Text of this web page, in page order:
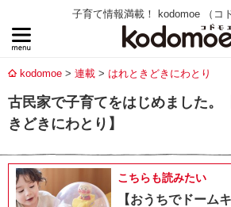
子育て情報満載！ kodomoe （コ
kodomoe 連載 はれときどきにわとり
古民家で子育てをはじめました
きどきにわとり】
こちらも読みたい
【おうちでドーム